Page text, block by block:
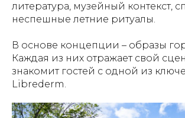
литература, музейный контекст,
неспешные летние ритуалы.
В основе концепции – образы
Каждая из них отражает свой
знакомит гостей с одной из
Librederm.